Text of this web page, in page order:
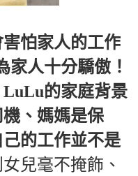
怕家人的工作
人十分驕傲！
的家庭背景
、媽媽是保
的工作並不是
兒毫不掩飾、